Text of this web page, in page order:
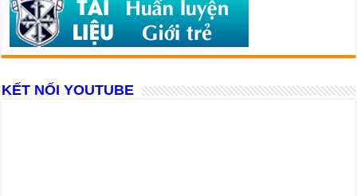
KẾT NỐI YOUTUBE